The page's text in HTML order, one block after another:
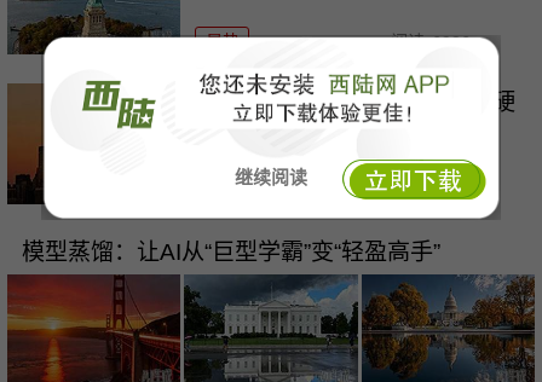
继续阅读
最热 阅读 6986
美拟制裁中国AI企业，中方强硬
阅读 10807
模型蒸馏：让AI从“巨型学霸”变“轻盈高手”